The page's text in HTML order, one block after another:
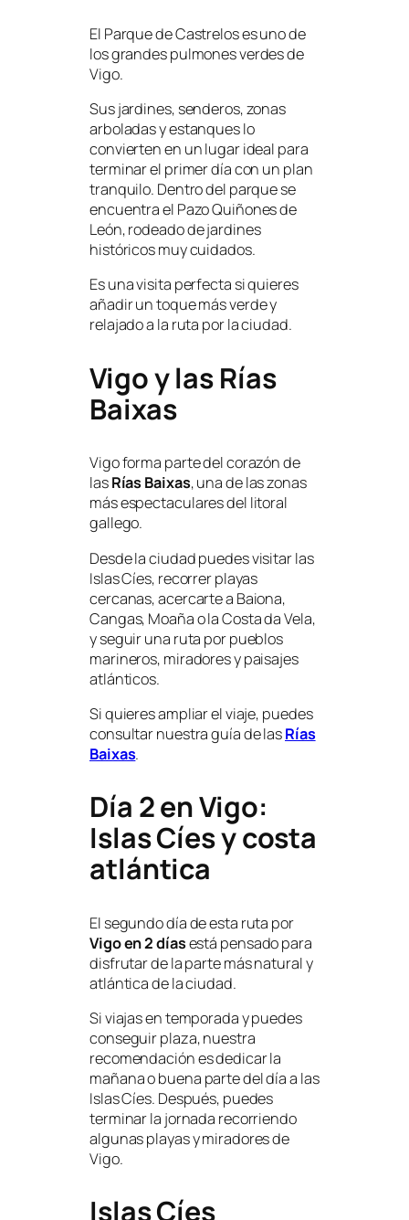
El Parque de Castrelos es uno de
los grandes pulmones verdes de
Vigo.
Sus jardines, senderos, zonas
arboladas y estanques lo
convierten en un lugar ideal para
terminar el primer día con un plan
tranquilo. Dentro del parque se
encuentra el Pazo Quiñones de
León, rodeado de jardines
históricos muy cuidados.
Es una visita perfecta si quieres
añadir un toque más verde y
relajado a la ruta por la ciudad.
Vigo y las Rías
Baixas
Vigo forma parte del corazón de
lasRías Baixas, una de las zonas
más espectaculares del litoral
gallego.
Desde la ciudad puedes visitar las
Islas Cíes, recorrer playas
cercanas, acercarte a Baiona,
Cangas, Moaña o la Costa da Vela,
y seguir una ruta por pueblos
marineros, miradores y paisajes
atlánticos.
Si quieres ampliar el viaje, puedes
consultar nuestra guía de lasRías
Baixas.
Día 2 en Vigo:
Islas Cíes y costa
atlántica
El segundo día de esta ruta por
Vigo en 2 díasestá pensado para
disfrutar de la parte más natural y
atlántica de la ciudad.
Si viajas en temporada y puedes
conseguir plaza, nuestra
recomendación es dedicar la
mañana o buena parte del día a las
Islas Cíes. Después, puedes
terminar la jornada recorriendo
algunas playas y miradores de
Vigo.
Islas Cíes